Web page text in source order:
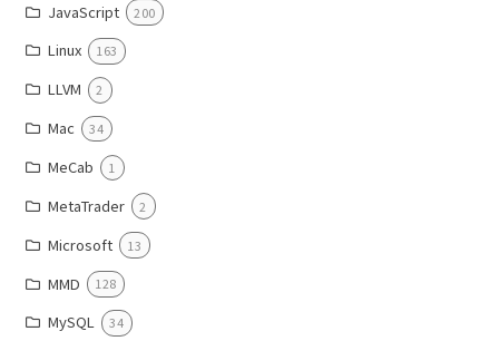
JavaScript 200
Linux 163
LLVM 2
Mac 34
MeCab 1
MetaTrader 2
Microsoft 13
MMD 128
MySQL 34